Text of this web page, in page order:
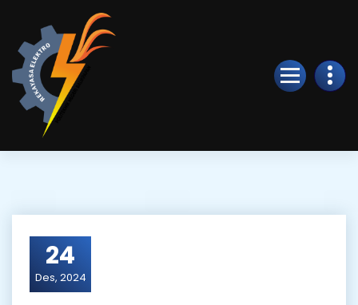
Content
24
Des, 2024